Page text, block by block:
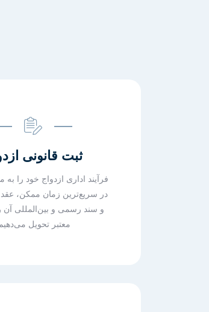
ثبت قانونی
فرآیند اداری ازدواج خود را به
در سریع‌ترین زمان ممکن،
و سند رسمی و بین‌المللی آن
معتبر تحویل